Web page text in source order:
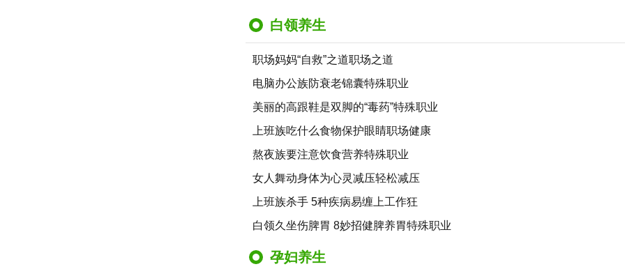
白领养生
职场妈妈“自救”之道职场之道
电脑办公族防衰老锦囊特殊职业
美丽的高跟鞋是双脚的“毒药”特殊职业
上班族吃什么食物保护眼睛职场健康
熬夜族要注意饮食营养特殊职业
女人舞动身体为心灵减压轻松减压
上班族杀手 5种疾病易缠上工作狂
白领久坐伤脾胃 8妙招健脾养胃特殊职业
孕妇养生